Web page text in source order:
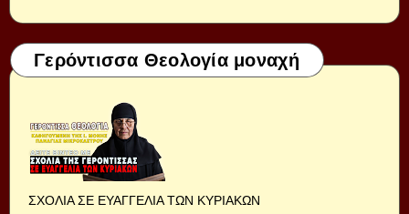
Γερόντισσα Θεολογία μοναχή
ΣΧΟΛΙΑ ΣΕ ΕΥΑΓΓΕΛΙΑ ΤΩΝ ΚΥΡΙΑΚΩΝ